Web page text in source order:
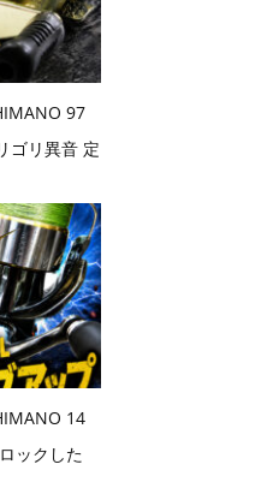
97
ゴリ異音 定
14
ックした